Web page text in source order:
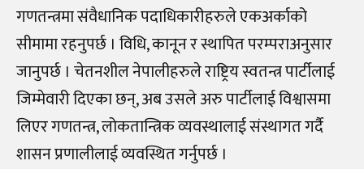
गणतन्त्रमा संवैधानिक पदाधिकारीहरुले एकअर्काको
सीमामा रहनुपर्छ । विधि, कानून र स्थापित परम्पराअनुसार
जानुपर्छ । चेतनशील नेपालीहरुले राष्ट्रिय स्वतन्त्र पार्टीलाई
जिम्मेवारी दिएका छन्, अब उसले अरु पार्टीलाई विश्वासमा
लिएर गणतन्त्र, लोकतान्त्रिक व्यवस्थालाई संस्थागत गर्दै
शासन प्रणालीलाई व्यवस्थित गर्नुपर्छ ।